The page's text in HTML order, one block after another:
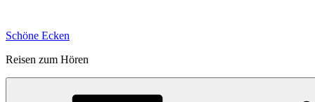
springen
Schöne Ecken
Reisen zum Hören